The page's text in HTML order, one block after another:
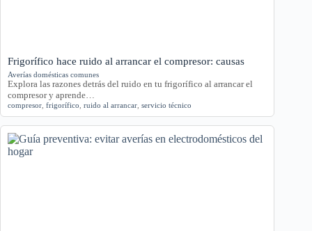
Frigorífico hace ruido al arrancar el compresor: causas
Averías domésticas comunes
Explora las razones detrás del ruido en tu frigorífico al arrancar el
compresor y aprende…
compresor frigorífico ruido al arrancar servicio técnico